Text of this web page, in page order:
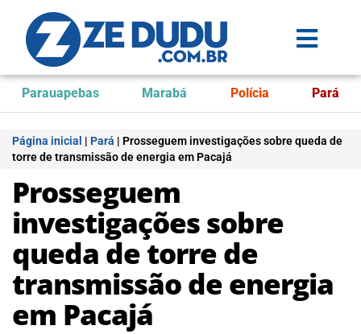
Parauapebas Marabá Polícia Pará
Página inicial | Pará | Prosseguem investigações sobre queda de
torre de transmissão de energia em Pacajá
Prosseguem
investigações sobre
queda de torre de
transmissão de energia
em Pacajá